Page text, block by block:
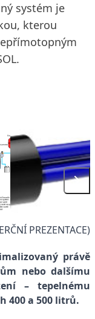
systém je
kterou
PREZENTACE)
právě
nebo dalšímu
– tepelnému
400 a 500 litrů.